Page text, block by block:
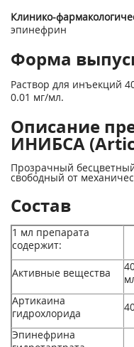
Клинико-
эпинефрин
Форма
Раствор для инъекций
0.01 мг/мл.
Описание
ИНИБСА
Прозрачный
свободный от
Состав
1 мл препарата
содержит:
Активные вещества
Артикаина
гидрохлорида
Эпинефрина